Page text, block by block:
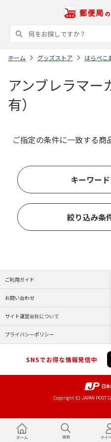
ホーム グッズストア はらぺこ
アンブレラマー
有）
ご指定の条件に一致する商
キーワー
絞り込み条
ご利用ガイド
お問い合わせ
サイト運営会社について
プライバシーポリシー
SNSでお得な情報発信中
Copyright (C) JAPAN POST